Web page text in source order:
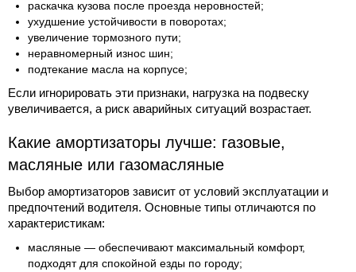
раскачка кузова после проезда неровностей;
ухудшение устойчивости в поворотах;
увеличение тормозного пути;
неравномерный износ шин;
подтекание масла на корпусе;
Если игнорировать эти признаки, нагрузка на подвеску
увеличивается, а риск аварийных ситуаций возрастает.
Какие амортизаторы лучше: газовые,
масляные или газомасляные
Выбор амортизаторов зависит от условий эксплуатации и
предпочтений водителя. Основные типы отличаются по
характеристикам:
масляные — обеспечивают максимальный комфорт,
подходят для спокойной езды по городу;